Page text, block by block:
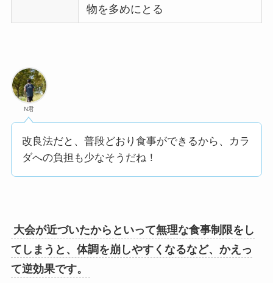
物を多めにとる
N君
改良法だと、普段どおり食事ができるから、カラ
ダへの負担も少なそうだね！
大会が近づいたからといって無理な食事制限をし
てしまうと、体調を崩しやすくなるなど、かえっ
て逆効果です。